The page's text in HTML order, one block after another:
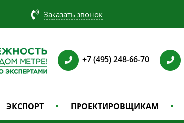
Заказать звонок
+7 (495) 248-66-70
ЭКСПОРТ ПРОЕКТИРОВЩИКАМ